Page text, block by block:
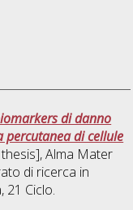
di danno
di cellule
Alma Mater
di ricerca in
, 21 Ciclo.